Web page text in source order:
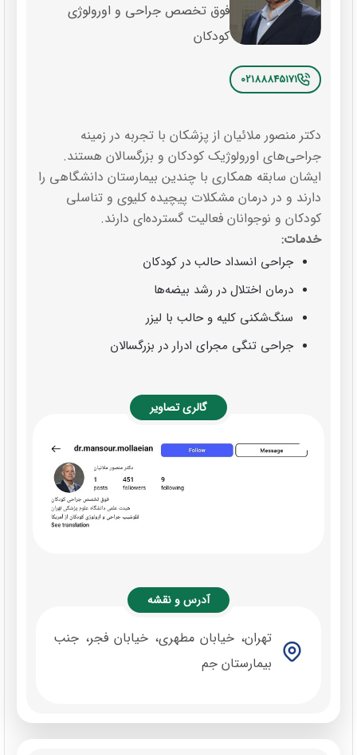
فوق تخصص جراحی و اورولوژی
کودکان
02188845171
دکتر منصور ملائیان از پزشکان با تجربه در زمینه
جراحی‌های اورولوژیک کودکان و بزرگسالان هستند.
ایشان سابقه همکاری با چندین بیمارستان دانشگاهی را
دارند و در درمان مشکلات پیچیده کلیوی و تناسلی
کودکان و نوجوانان فعالیت گسترده‌ای دارند.
خدمات:
جراحی انسداد حالب در کودکان
درمان اختلال در رشد بیضه‌ها
سنگ‌شکنی کلیه و حالب با لیزر
جراحی تنگی مجرای ادرار در بزرگسالان
گالری تصاویر
آدرس و نقشه
تهران، خیابان مطهری، خیابان فجر، جنب
بیمارستان جم